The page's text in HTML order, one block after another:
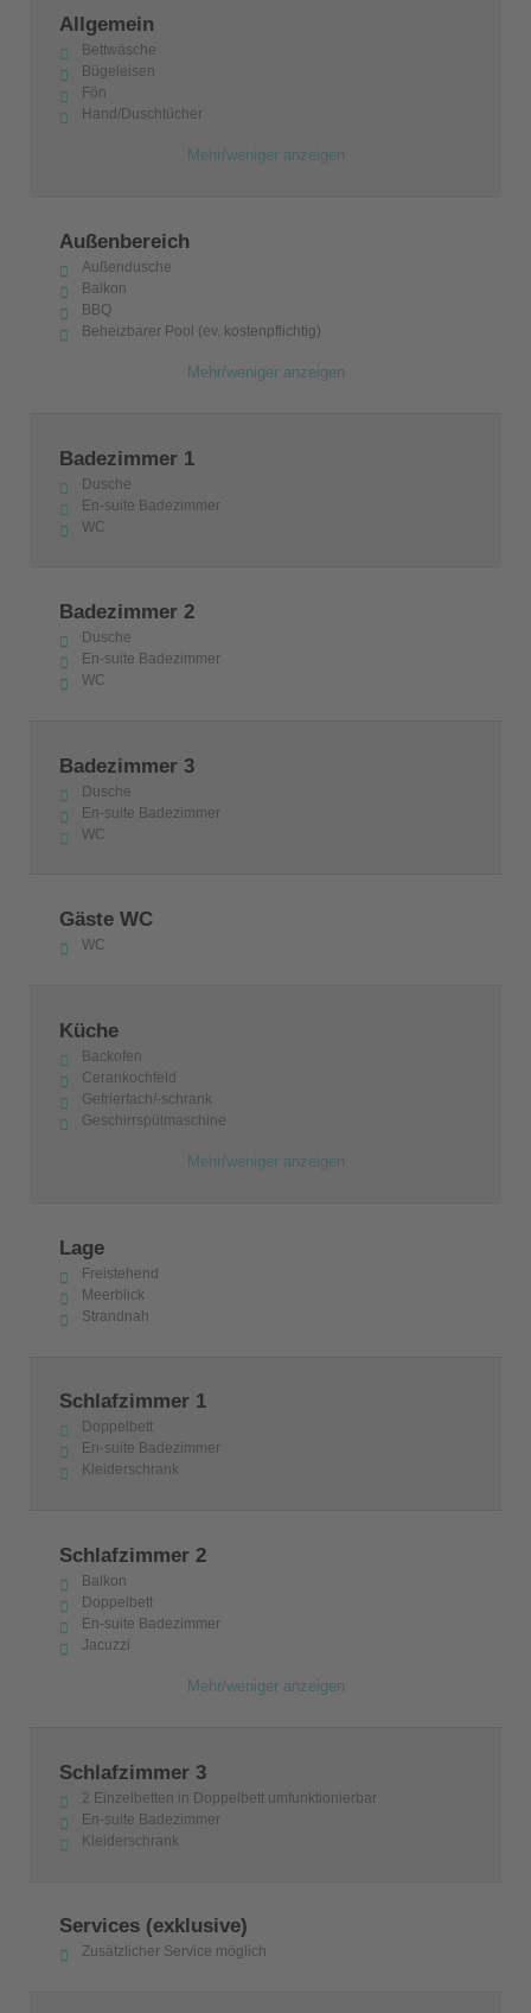
Allgemein
Bettwäsche
Bügeleisen
Fön
Hand/Duschtücher
Mehr/weniger anzeigen
Außenbereich
Außendusche
Balkon
BBQ
Beheizbarer Pool (ev. kostenpflichtig)
Mehr/weniger anzeigen
Badezimmer 1
Dusche
En-suite Badezimmer
WC
Badezimmer 2
Dusche
En-suite Badezimmer
WC
Badezimmer 3
Dusche
En-suite Badezimmer
WC
Gäste WC
WC
Küche
Backofen
Cerankochfeld
Gefrierfach/-schrank
Geschirrspülmaschine
Mehr/weniger anzeigen
Lage
Freistehend
Meerblick
Strandnah
Schlafzimmer 1
Doppelbett
En-suite Badezimmer
Kleiderschrank
Schlafzimmer 2
Balkon
Doppelbett
En-suite Badezimmer
Jacuzzi
Mehr/weniger anzeigen
Schlafzimmer 3
2 Einzelbetten in Doppelbett umfunktionierbar
En-suite Badezimmer
Kleiderschrank
Services (exklusive)
Zusätzlicher Service möglich